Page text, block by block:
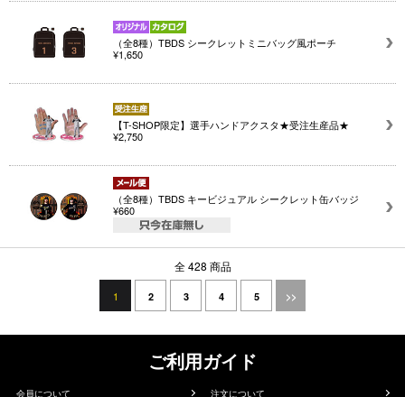
（全8種）TBDS シークレットミニバッグ風ポーチ
¥1,650
【T-SHOP限定】選手ハンドアクスタ★受注生産品★
¥2,750
（全8種）TBDS キービジュアル シークレット缶バッジ
¥660
全 428 商品
1 2 3 4 5 >>
ご利用ガイド
会員について 注文について